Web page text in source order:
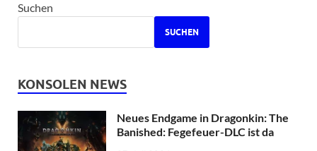
Suchen
SUCHEN
KONSOLEN NEWS
Neues Endgame in Dragonkin: The
Banished: Fegefeuer-DLC ist da